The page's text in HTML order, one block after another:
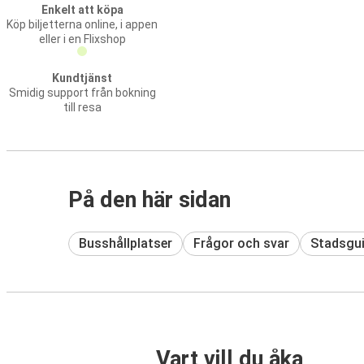
Enkelt att köpa
Köp biljetterna online, i appen
eller i en Flixshop
Kundtjänst
Smidig support från bokning
till resa
På den här sidan
Busshållplatser Frågor och svar